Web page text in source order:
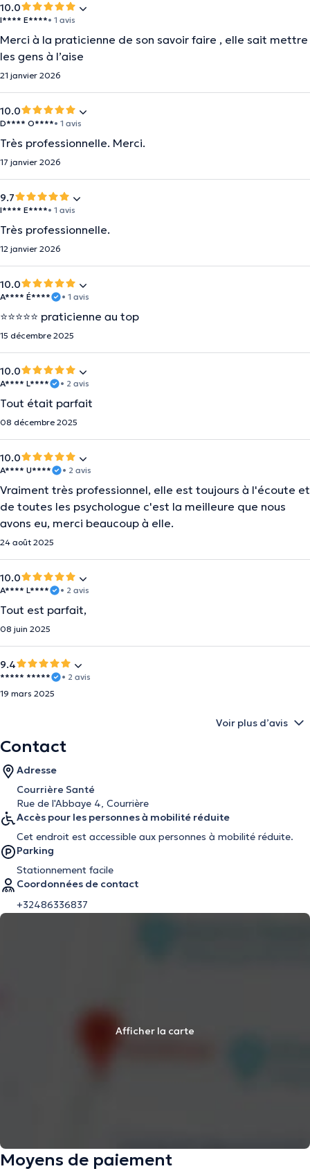
10.0
I**** E****• 1 avis
Merci à la praticienne de son savoir faire , elle sait mettre
les gens à l’aise
21 janvier 2026
10.0
D**** O****• 1 avis
Très professionnelle. Merci.
17 janvier 2026
9.7
I**** E****• 1 avis
Très professionnelle.
12 janvier 2026
10.0
A**** É**** • 1 avis
⭐⭐⭐⭐⭐ praticienne au top
15 décembre 2025
10.0
A**** L**** • 2 avis
Tout était parfait
08 décembre 2025
10.0
A**** U**** • 2 avis
Vraiment très professionnel, elle est toujours à l'écoute et
de toutes les psychologue c'est la meilleure que nous
avons eu, merci beaucoup à elle.
24 août 2025
10.0
A**** L**** • 2 avis
Tout est parfait,
08 juin 2025
9.4
***** *****
• 2 avis
19 mars 2025
Voir plus d’avis
Contact
Adresse
Courrière Santé
Rue de l'Abbaye 4, Courrière
Accès pour les personnes à mobilité réduite
Cet endroit est accessible aux personnes à mobilité réduite.
Parking
Stationnement facile
Coordonnées de contact
+32486336837
Afficher la carte
Moyens de paiement